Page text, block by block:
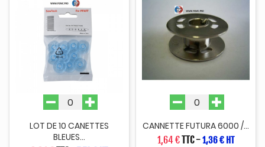
LOT DE 10 CANETTES
BLEUES...
CANNETTE FUTURA 6000 /...
1,64 €TTC-1,36 € HT